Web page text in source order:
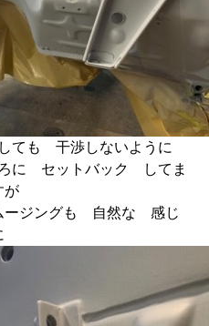
ても 干渉しないように
に セットバック してま
が
ージングも 自然な 感じ